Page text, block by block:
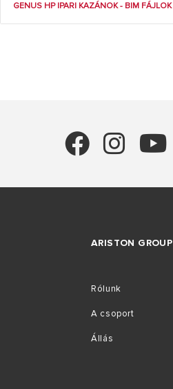
GENUS HP IPARI KAZÁNOK - BIM FÁJLOK
ARISTON GROUP
Rólunk
A csoport
Állás